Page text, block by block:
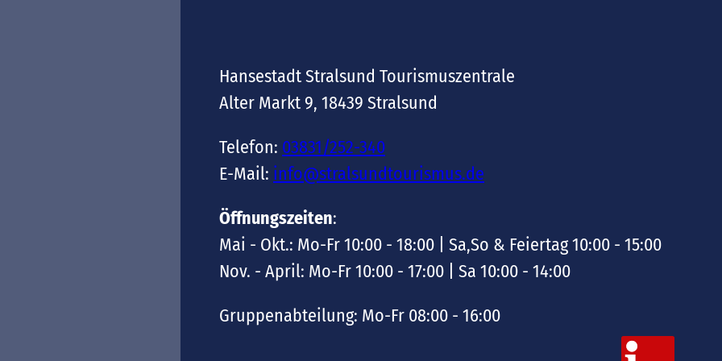
Hansestadt Stralsund Tourismuszentrale
Alter Markt 9, 18439 Stralsund
Telefon: 03831/252-340
E-Mail: info@stralsundtourismus.de
Öffnungszeiten:
Mai - Okt.: Mo-Fr 10:00 - 18:00 | Sa,So & Feiertag 10:00 - 15:00
Nov. - April: Mo-Fr 10:00 - 17:00 | Sa 10:00 - 14:00
Gruppenabteilung: Mo-Fr 08:00 - 16:00